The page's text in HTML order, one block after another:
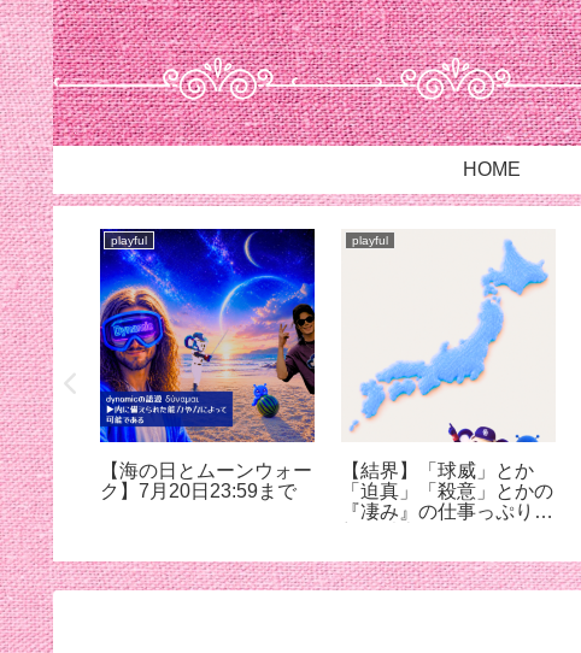
HOME
…
playful
【海の日とムーンウォー
ク】7月20日23:59まで
playful
【結界】「球威」とか
「迫真」「殺意」とかの
『凄み』の仕事っぷりが